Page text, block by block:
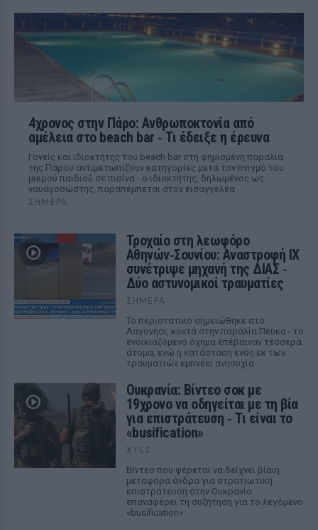
4χρονος στην Πάρο: Ανθρωποκτονία από
αμέλεια στο beach bar ‑ Τι έδειξε η έρευνα
Γονείς και ιδιοκτήτης του beach bar στη φημισμένη παραλία
της Πάρου αντιμετωπίζουν κατηγορίες μετά τον πνιγμό του
μικρού παιδιού σε πισίνα - ο ιδιοκτήτης, δηλωμένος ως
ναυαγοσώστης, παραπέμπεται στον εισαγγελέα
ΣΉΜΕΡΑ
Τροχαίο στη λεωφόρο
Αθηνών‑Σουνίου: Αναστροφή ΙΧ
συνέτριψε μηχανή της ΔΙΑΣ ‑
Δύο αστυνομικοί τραυματίες
ΣΉΜΕΡΑ
Το περιστατικό σημειώθηκε στο
Λαγονήσι, κοντά στην παραλία Πεύκο - το
ενοικιαζόμενο όχημα επέβαιναν τέσσερα
άτομα, ενώ η κατάσταση ενός εκ των
τραυματιών εμπνέει ανησυχία.
Ουκρανία: Βίντεο σοκ με
19χρονο να οδηγείται με τη βία
για επιστράτευση ‑ Τι είναι το
«busification»
ΧΤΕΣ
Βίντεο που φέρεται να δείχνει βίαιη
μεταφορά άνδρα για στρατιωτική
επιστράτευση στην Ουκρανία
επαναφέρει τη συζήτηση για το λεγόμενο
«busification».